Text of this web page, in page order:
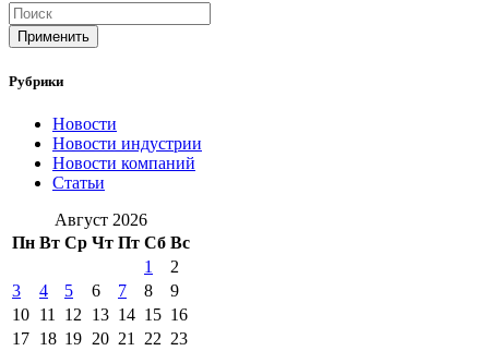
Применить
Рубрики
Новости
Новости индустрии
Новости компаний
Статьи
Август 2026
Пн Вт Ср Чт Пт Сб Вс
1
2
3
4 5 6 7 8
9
10 11 12 13 14 15 16
17 18 19 20 21 22 23